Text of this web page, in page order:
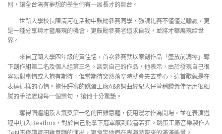
別，讓全台灣有夢想的學生們有一展長才的舞台。
世新大學校長陳清河在活動中鼓勵參賽同學，強調比賽不僅僅是輸贏，更
是一種分享與才藝展現的機會，更鼓勵參賽者追求自我，並將才華展現給世
界。
來自宜蘭大學四年級的黃佳恬，首次參賽就以原創作品「盛放前凋零」奪
下創作組第二名及個人組第三名。談到自己的作品，他表示，由於發現自己很
容易對事情或人抱有期待，但當期待突然落空時就會失去重心，這首歌就是在
表達這樣的心情。擔任評審的跳蛋工廠A&R詞曲經紀人仔萱稱讚黃佳恬用很細
膩的手法處理每一個樂句 ，讓他十分驚艷。
奪得團體組及人氣獎第一名的田雞意麵，使用漫才作為開場，並在表演過
程中加入Beatbox，對於自己能拿下冠軍感到欣喜若狂。跳蛋工廠音樂製作人